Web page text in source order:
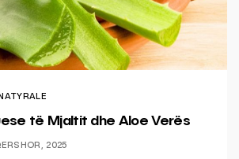
të Mjaltit dhe Aloe Verës
2025